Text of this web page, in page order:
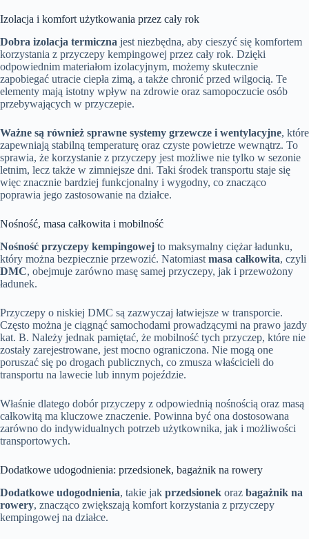
Izolacja i komfort użytkowania przez cały rok
Dobra izolacja termiczna jest niezbędna, aby cieszyć się komfortem
korzystania z przyczepy kempingowej przez cały rok. Dzięki
odpowiednim materiałom izolacyjnym, możemy skutecznie
zapobiegać utracie ciepła zimą, a także chronić przed wilgocią. Te
elementy mają istotny wpływ na zdrowie oraz samopoczucie osób
przebywających w przyczepie.
Ważne są również sprawne systemy grzewcze i wentylacyjne, które
zapewniają stabilną temperaturę oraz czyste powietrze wewnątrz. To
sprawia, że korzystanie z przyczepy jest możliwe nie tylko w sezonie
letnim, lecz także w zimniejsze dni. Taki środek transportu staje się
więc znacznie bardziej funkcjonalny i wygodny, co znacząco
poprawia jego zastosowanie na działce.
Nośność, masa całkowita i mobilność
Nośność przyczepy kempingowej to maksymalny ciężar ładunku,
który można bezpiecznie przewozić. Natomiast masa całkowita, czyli
DMC, obejmuje zarówno masę samej przyczepy, jak i przewożony
ładunek.
Przyczepy o niskiej DMC są zazwyczaj łatwiejsze w transporcie.
Często można je ciągnąć samochodami prowadzącymi na prawo jazdy
kat. B. Należy jednak pamiętać, że mobilność tych przyczep, które nie
zostały zarejestrowane, jest mocno ograniczona. Nie mogą one
poruszać się po drogach publicznych, co zmusza właścicieli do
transportu na lawecie lub innym pojeździe.
Właśnie dlatego dobór przyczepy z odpowiednią nośnością oraz masą
całkowitą ma kluczowe znaczenie. Powinna być ona dostosowana
zarówno do indywidualnych potrzeb użytkownika, jak i możliwości
transportowych.
Dodatkowe udogodnienia: przedsionek, bagażnik na rowery
Dodatkowe udogodnienia, takie jak przedsionek oraz bagażnik na
rowery, znacząco zwiększają komfort korzystania z przyczepy
kempingowej na działce.